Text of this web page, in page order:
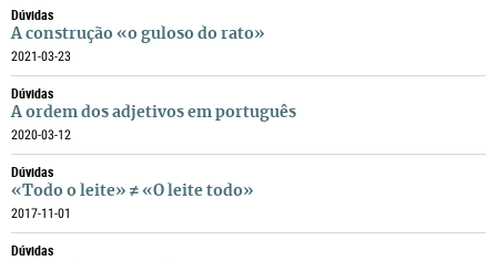
Dúvidas
A construção «o guloso do rato»
2021-03-23
Dúvidas
A ordem dos adjetivos em português
2020-03-12
Dúvidas
«Todo o leite» ≠ «O leite todo»
2017-11-01
Dúvidas